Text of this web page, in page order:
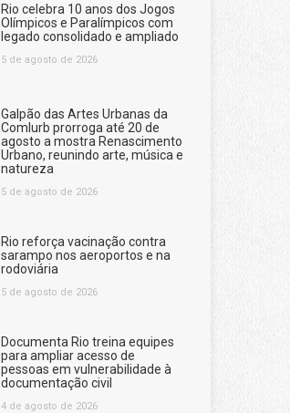
Rio celebra 10 anos dos Jogos
Olímpicos e Paralímpicos com
legado consolidado e ampliado
5 de agosto de 2026
Galpão das Artes Urbanas da
Comlurb prorroga até 20 de
agosto a mostra Renascimento
Urbano, reunindo arte, música e
natureza
5 de agosto de 2026
Rio reforça vacinação contra
sarampo nos aeroportos e na
rodoviária
5 de agosto de 2026
Documenta Rio treina equipes
para ampliar acesso de
pessoas em vulnerabilidade à
documentação civil
4 de agosto de 2026